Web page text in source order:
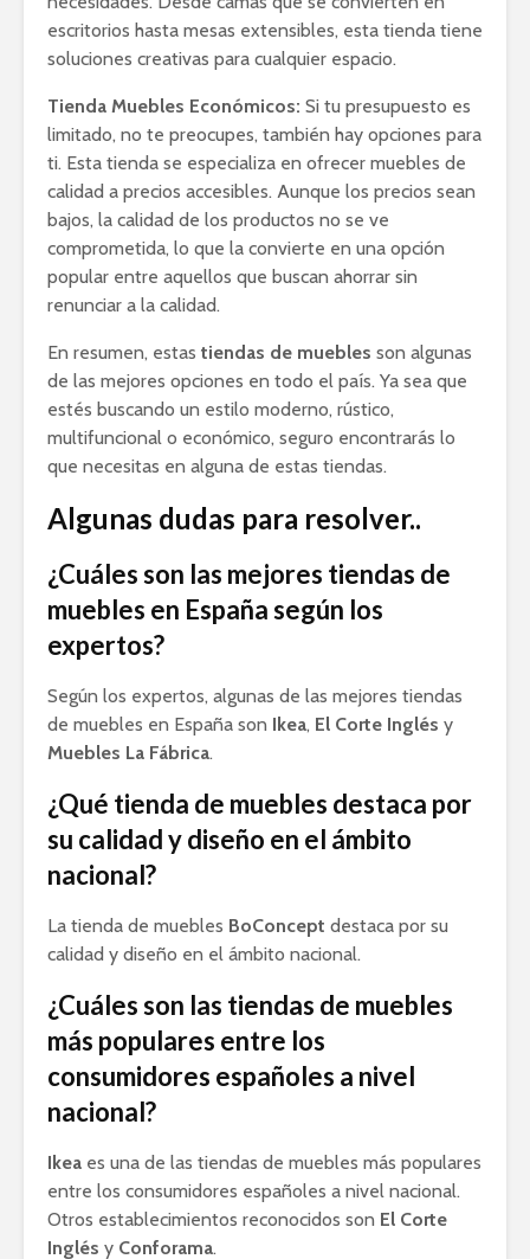
escritorios hasta mesas extensibles, esta tienda tiene
soluciones creativas para cualquier espacio.
Tienda Muebles Económicos: Si tu presupuesto es
limitado, no te preocupes, también hay opciones para
ti. Esta tienda se especializa en ofrecer muebles de
calidad a precios accesibles. Aunque los precios sean
bajos, la calidad de los productos no se ve
comprometida, lo que la convierte en una opción
popular entre aquellos que buscan ahorrar sin
renunciar a la calidad.
En resumen, estas tiendas de muebles son algunas
de las mejores opciones en todo el país. Ya sea que
estés buscando un estilo moderno, rústico,
multifuncional o económico, seguro encontrarás lo
que necesitas en alguna de estas tiendas.
Algunas dudas para resolver..
¿Cuáles son las mejores tiendas de
muebles en España según los
expertos?
Según los expertos, algunas de las mejores tiendas
de muebles en España son Ikea, El Corte Inglés y
Muebles La Fábrica.
¿Qué tienda de muebles destaca por
su calidad y diseño en el ámbito
nacional?
La tienda de muebles BoConcept destaca por su
calidad y diseño en el ámbito nacional.
¿Cuáles son las tiendas de muebles
más populares entre los
consumidores españoles a nivel
nacional?
Ikea es una de las tiendas de muebles más populares
entre los consumidores españoles a nivel nacional.
Otros establecimientos reconocidos son El Corte
Inglés y Conforama.